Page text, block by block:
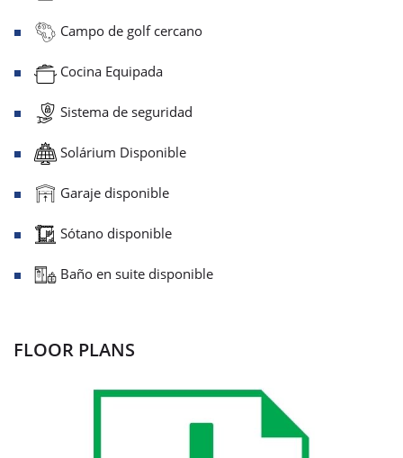
Campo de golf cercano
Cocina Equipada
Sistema de seguridad
Solárium Disponible
Garaje disponible
Sótano disponible
Baño en suite disponible
FLOOR PLANS